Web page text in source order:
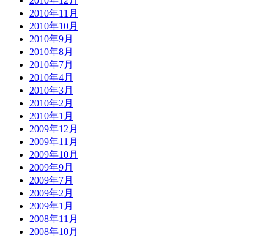
2010年11月
2010年10月
2010年9月
2010年8月
2010年7月
2010年4月
2010年3月
2010年2月
2010年1月
2009年12月
2009年11月
2009年10月
2009年9月
2009年7月
2009年2月
2009年1月
2008年11月
2008年10月